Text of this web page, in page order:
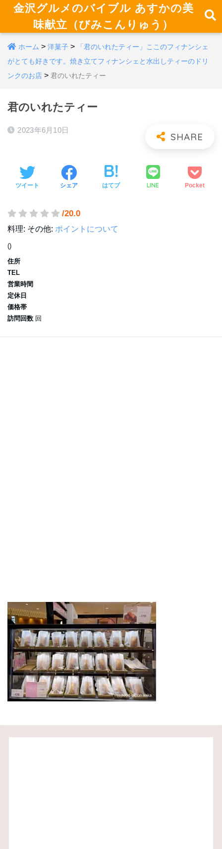
金沢グルメのバイブル あすかの美
味献立（びみこんりゅう）
ホーム > 洋菓子 >
「君のいれたティー」ここのフィナンシェ
がとても好きです。焼き立てフィナンシェと水出しティーのドリ
ンクのお店 > 君のいれたティー
君のいれたティー
2023年6月10日
ツイート シェア はてブ LINE Pocket
/20.0
料理: その他: ポイントについて
()
住所
TEL
営業時間
定休日
価格帯
訪問回数 回